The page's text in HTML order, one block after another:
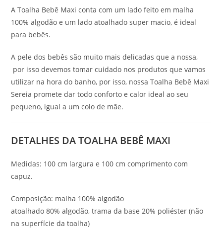
A Toalha Bebê Maxi conta com um lado feito em malha
100% algodão e um lado atoalhado super macio, é ideal
para bebês.
A pele dos bebês são muito mais delicadas que a nossa,
por isso devemos tomar cuidado nos produtos que vamos
utilizar na hora do banho, por isso, nossa Toalha Bebê Maxi
Sereia promete dar todo conforto e calor ideal ao seu
pequeno, igual a um colo de mãe.
DETALHES DA TOALHA BEBÊ MAXI
Medidas: 100 cm largura e 100 cm comprimento com
capuz.
Composição: malha 100% algodão
atoalhado 80% algodão, trama da base 20% poliéster (não
na superfície da toalha)